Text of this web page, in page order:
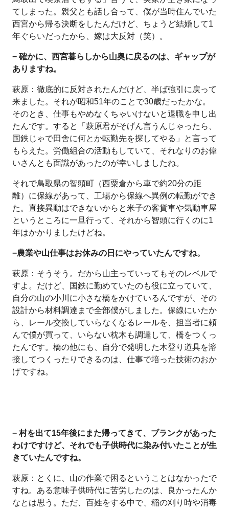
てしまった。親父とも話し合って、僕が当時住んでいた
西宮から帰る決断をしたんだけど、ちょうど結婚して1
年ぐらいだったから、嫁は大反対（笑）。
− 確かに、西宮暮らしから山奥に戻るのは、ギャップが
ありますね。
萩原：徹底的に反対されたんだけど、半ば強引に戻って
来ました。それが昭和51年のことで30歳だったかな。
そのとき、仕事もやめなくちゃいけないと退職を申し出
たんです。すると「萩原君がそげん言うんじゃったら、
国鉄じゃで田舎に何とか転勤先を探してやる」と言って
もらえた。労働組合の活動もしていて、それなりのお偉
いさんとも面識があったのが幸いしましたね。
それで鳥取県の智頭町（西粟倉から車で約20分の距
離）に保線があって、工場から保線へ異例の転勤ができ
た。直接異動はできないからと米子の客貨車や気動車屋
というところに一旦行って、それから智頭に行くのに1
年はかかりましたけどね。
−農業や山仕事はお休みの日にやっていたんですね。
萩原：そうそう。だから山主っていってもそのレベルで
すよ。だけど、国鉄に勤めていたのも役に立っていて、
自分の山の小川に小さな橋をかけているんですが、その
設計から材料調達まで全部僕がしました。保線にいたか
ら、レール交換していらなくなるレールを、担当者に頼
んで僕が買って、いらない枕木も調達して、橋をつくっ
たんです。橋の他にも、自分で発明した木登り道具を溶
接してつくったりできるのは、仕事で培った技術のおか
げですね。
− 村を出て15年後にまた帰ってきて、ブランクがあった
わけですけど、それでも子供時代に染み付いたことが生
きていたんですね。
萩原：とくに、山の作業で困るということはなかったで
すね。ある意味子供時代に苦労したのは、良かったんか
なとは思う。ただ、百姓をする中で、稲の刈り時や消毒